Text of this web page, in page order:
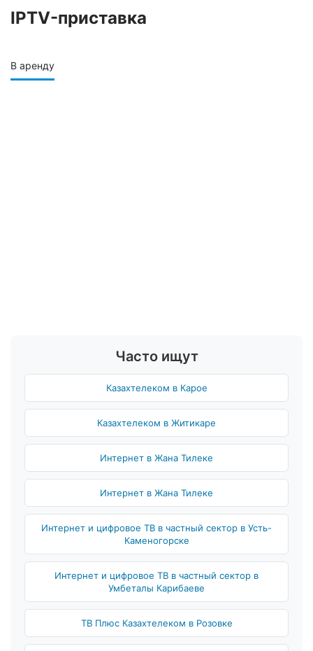
IPTV-приставка
В аренду
Часто ищут
Казахтелеком в Карое
Казахтелеком в Житикаре
Интернет в Жана Тилеке
Интернет в Жана Тилеке
Интернет и цифровое ТВ в частный сектор в Усть-
Каменогорске
Интернет и цифровое ТВ в частный сектор в
Умбеталы Карибаеве
ТВ Плюс Казахтелеком в Розовке